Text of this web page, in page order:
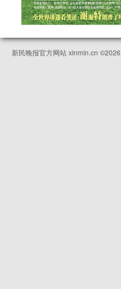
新民晚报官方网站 xinmin.cn ©2026